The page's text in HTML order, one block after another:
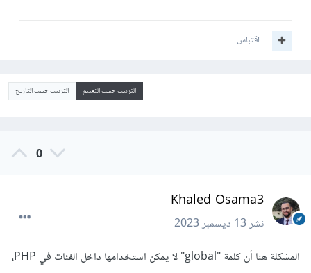
اقتباس
الترتيب حسب التقييم الترتيب حسب التاريخ
0
Khaled Osama3
نشر13 ديسمبر 2023
المشكلة هنا أن كلمة "global" لا يمكن استخدامها داخل الفئات في PHP،